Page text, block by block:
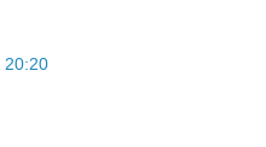
20:20